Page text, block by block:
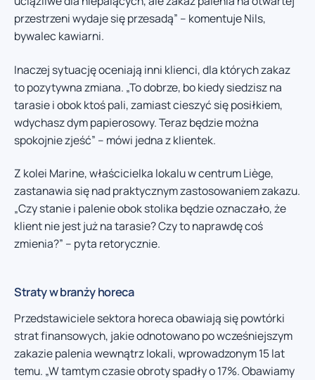
przestrzeni wydaje się przesadą” – komentuje Nils,
bywalec kawiarni.
Inaczej sytuację oceniają inni klienci, dla których zakaz
to pozytywna zmiana. „To dobrze, bo kiedy siedzisz na
tarasie i obok ktoś pali, zamiast cieszyć się posiłkiem,
wdychasz dym papierosowy. Teraz będzie można
spokojnie zjeść” – mówi jedna z klientek.
Z kolei Marine, właścicielka lokalu w centrum Liège,
zastanawia się nad praktycznym zastosowaniem zakazu.
„Czy stanie i palenie obok stolika będzie oznaczało, że
klient nie jest już na tarasie? Czy to naprawdę coś
zmienia?” – pyta retorycznie.
Straty w branży horeca
Przedstawiciele sektora horeca obawiają się powtórki
strat finansowych, jakie odnotowano po wcześniejszym
zakazie palenia wewnątrz lokali, wprowadzonym 15 lat
temu. „W tamtym czasie obroty spadły o 17%. Obawiamy